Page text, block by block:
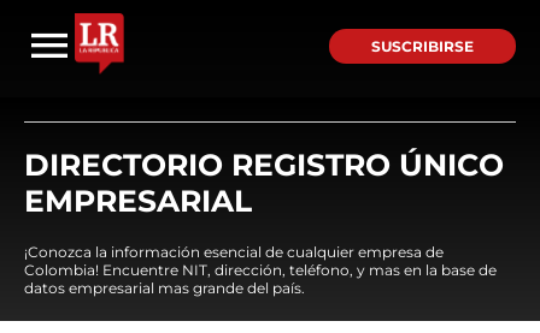
SUSCRIBIRSE
DIRECTORIO REGISTRO ÚNICO
EMPRESARIAL
¡Conozca la información esencial de cualquier empresa de
Colombia! Encuentre NIT, dirección, teléfono, y mas en la base de
datos empresarial mas grande del país.